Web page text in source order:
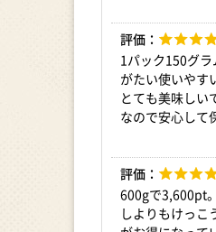
評価：
1パック150グ
がたい使いやす
とても美味しい
なので安心して
評価：
600gで3,600pt
しよりもけっこ